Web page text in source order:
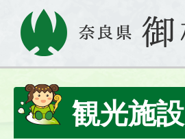
観光施設